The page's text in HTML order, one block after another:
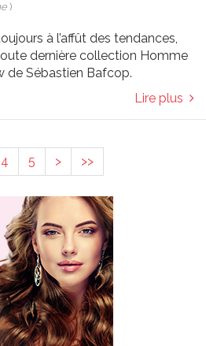
)
à l’affût des tendances,
dernière collection Homme
de Sébastien Bafcop.
Lire plus
4 5 > >>